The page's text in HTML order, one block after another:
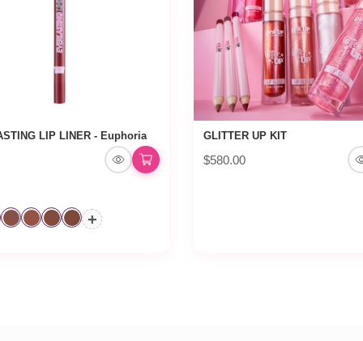
LIP LINER - Euphoria
+
GLITTER UP KIT
$580.00